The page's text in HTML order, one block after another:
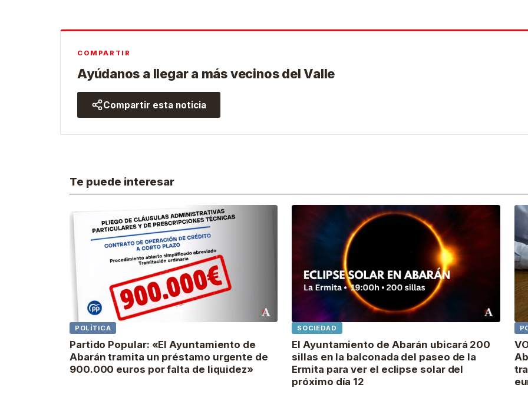
COMPARTIR
Ayúdanos a llegar a más vecinos del Valle
Compartir esta noticia
Te puede interesar
POLÍTICA
Partido Popular: «El Ayuntamiento de
Abarán tramita un préstamo urgente de
900.000 euros por falta de liquidez»
SOCIEDAD
El Ayuntamiento de Abarán ubicará 200
sillas en la balconada del paseo de la
Ermita para ver el eclipse solar del
próximo día 12